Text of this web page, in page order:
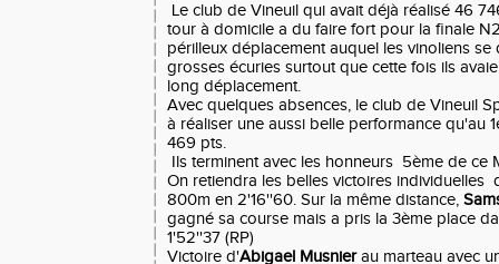
Le club de Vineuil qui avait déjà réalisé 46
tour à domicile a du faire fort pour la finale
périlleux déplacement auquel les vinoliens
grosses écuries surtout que cette fois ils
long déplacement.
Avec quelques absences, le club de Vineuil
à réaliser une aussi belle performance qu'au
469 pts.
Ils terminent avec les honneurs 5ème de ce
On retiendra les belles victoires individuelles
800m en 2'16''60. Sur la même distance,
gagné sa course mais a pris la 3ème place
1'52''37 (RP)
Victoire d'Abigael Musnierau marteau avec